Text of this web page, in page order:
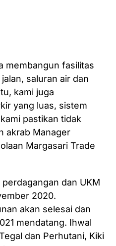
membangun fasilitas
saluran air dan
kami juga
yang luas, sistem
pastikan tidak
akrab Manager
Margasari Trade
dan UKM
2020.
akan selesai dan
mendatang. Ihwal
dan Perhutani, Kiki